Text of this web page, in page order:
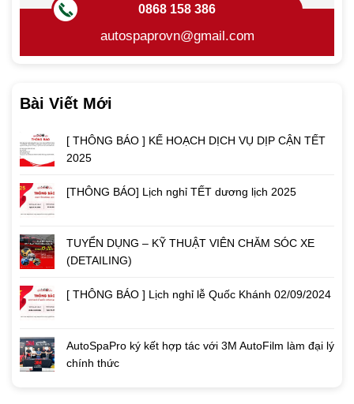
0868 158 386
autospaprovn@gmail.com
Bài Viết Mới
[ THÔNG BÁO ] KẾ HOẠCH DỊCH VỤ DỊP CẬN TẾT
2025
[THÔNG BÁO] Lịch nghỉ TẾT dương lịch 2025
TUYỂN DỤNG – KỸ THUẬT VIÊN CHĂM SÓC XE
(DETAILING)
[ THÔNG BÁO ] Lịch nghỉ lễ Quốc Khánh 02/09/2024
AutoSpaPro ký kết hợp tác với 3M AutoFilm làm đại lý
chính thức